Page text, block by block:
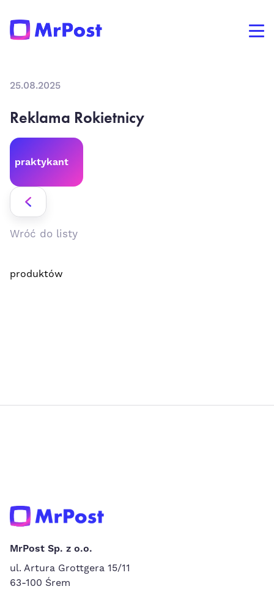
Wróć do listy
produktów
25.08.2025
Reklama Rokietnicy
praktykant
MrPost Sp. z o.o.
ul. Artura Grottgera 15/11
63-100 Śrem